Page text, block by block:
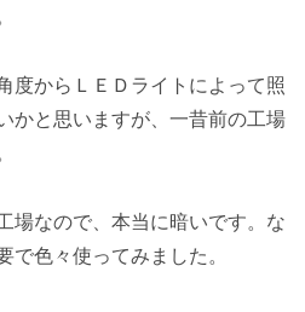
度からＬＥＤライトによって照
かと思いますが、一昔前の工場
場なので、本当に暗いです。な
で色々使ってみました。